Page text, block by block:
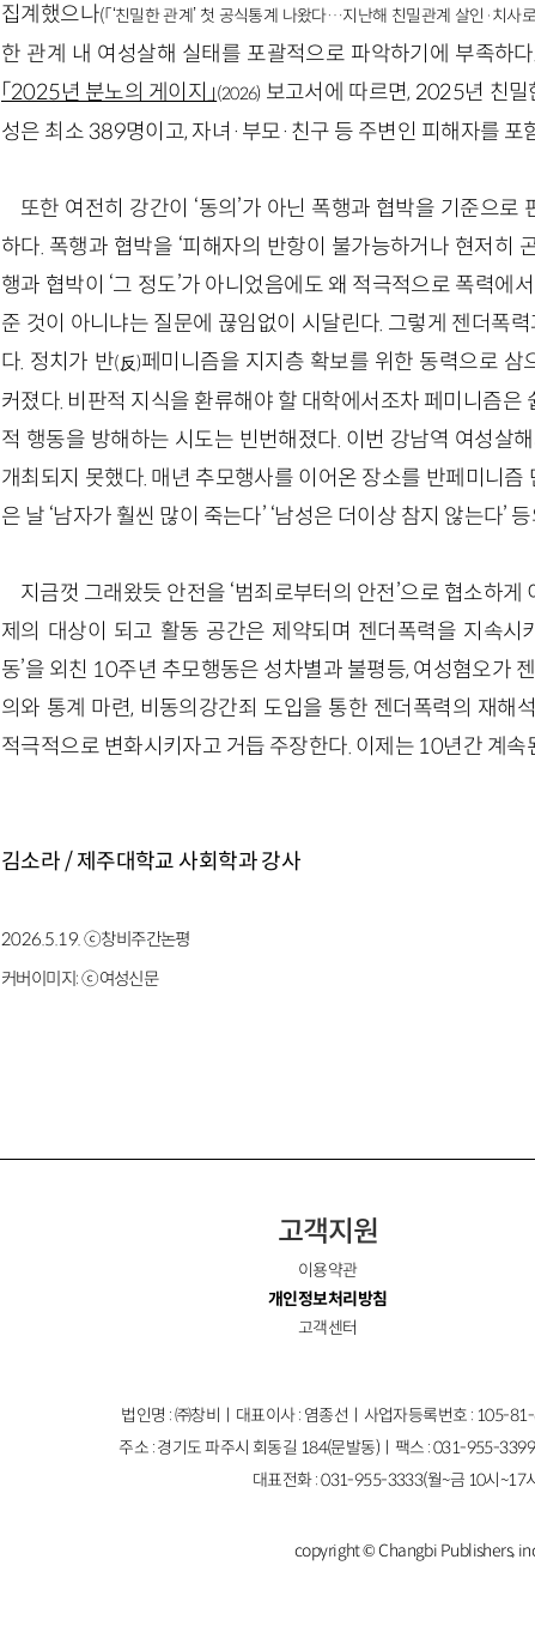
집계했으나(「‘친밀한 관계’ 첫 공식통계 나왔다…지난해 친밀관계 살인·치사
한 관계 내 여성살해 실태를 포괄적으로 파악하기에 부족하
「2025년 분노의 게이지」(2026) 보고서에 따르면, 2025년 친
성은 최소 389명이고, 자녀 · 부모· 친구 등 주변인 피해자를
또한 여전히 강간이 ‘동의’가 아닌 폭행과 협박을 기준으
하다. 폭행과 협박을 ‘피해자의 반항이 불가능하거나 현저히
행과 협박이 ‘그 정도’가 아니었음에도 왜 적극적으로 폭력
준 것이 아니냐는 질문에 끊임없이 시달린다. 그렇게 젠더폭
다. 정치가 반(反)페미니즘을 지지층 확보를 위한 동력으로
커졌다. 비판적 지식을 환류해야 할 대학에서조차 페미니즘은
적 행동을 방해하는 시도는 빈번해졌다. 이번 강남역 여성살
개최되지 못했다. 매년 추모행사를 이어온 장소를 반페미니
은 날 ‘남자가 훨씬 많이 죽는다’ ‘남성은 더이상 참지 않는다’
지금껏 그래왔듯 안전을 ‘범죄로부터의 안전’으로 협소하
제의 대상이 되고 활동 공간은 제약되며 젠더폭력을 지속시
동’을 외친 10주년 추모행동은 성차별과 불평등, 여성혐오가
의와 통계 마련, 비동의강간죄 도입을 통한 젠더폭력의 재해
적극적으로 변화시키자고 거듭 주장한다. 이제는 10년간 계속
김소라 / 제주대학교 사회학과 강사
2026.5.19. ⓒ창비주간논평
커버이미지:ⓒ여성신문
고객지원
이용약관
개인정보처리방침
고객센터
법인명 : ㈜창비ㅣ대표이사 : 염종선ㅣ사업자등록번호 : 105-
주소 : 경기도 파주시 회동길 184(문발동)ㅣ팩스 : 031-955-
대표전화 : 031-955-3333(월~금 10시~17
copyright © Changbi Publishers,